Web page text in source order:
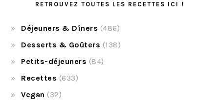
RETROUVEZ TOUTES LES RECETTES ICI !
Déjeuners & Dîners (486)
Desserts & Goûters (138)
Petits-déjeuners (84)
Recettes (633)
Vegan (32)